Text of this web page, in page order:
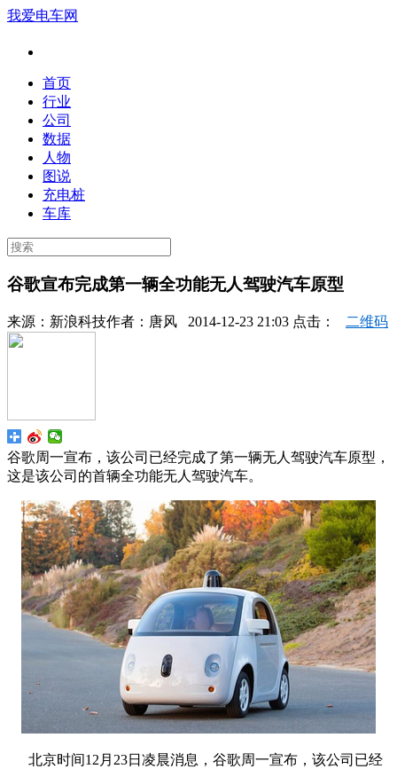
我爱电车网
首页
行业
公司
数据
人物
图说
充电桩
车库
谷歌宣布完成第一辆全功能无人驾驶汽车原型
来源： 新浪科技作者： 唐风 2014-12-23 21:03 点击： 二维码
谷歌周一宣布，该公司已经完成了第一辆无人驾驶汽车原型，
这是该公司的首辆全功能无人驾驶汽车。
北京时间12月23日凌晨消息，谷歌周一宣布，该公司已经